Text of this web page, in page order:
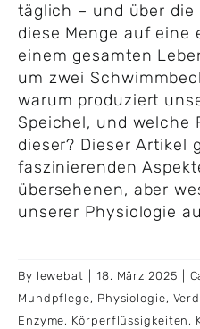
täglich – und über
diese Menge auf eine
einem gesamten
um zwei
warum produziert
Speichel, und welche
dieser? Dieser Artikel
faszinierenden
übersehenen, aber
unserer Physiologie
By lewebat 18. März 2025
Mundpflege, Physiologie,
Enzyme, Körperflüssigkeiten ,